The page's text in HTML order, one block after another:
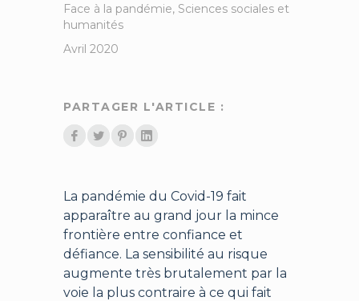
Face à la pandémie, Sciences sociales et
humanités
Avril 2020
PARTAGER L'ARTICLE :
La pandémie du Covid-19 fait
apparaître au grand jour la mince
frontière entre confiance et
défiance. La sensibilité au risque
augmente très brutalement par la
voie la plus contraire à ce qui fait